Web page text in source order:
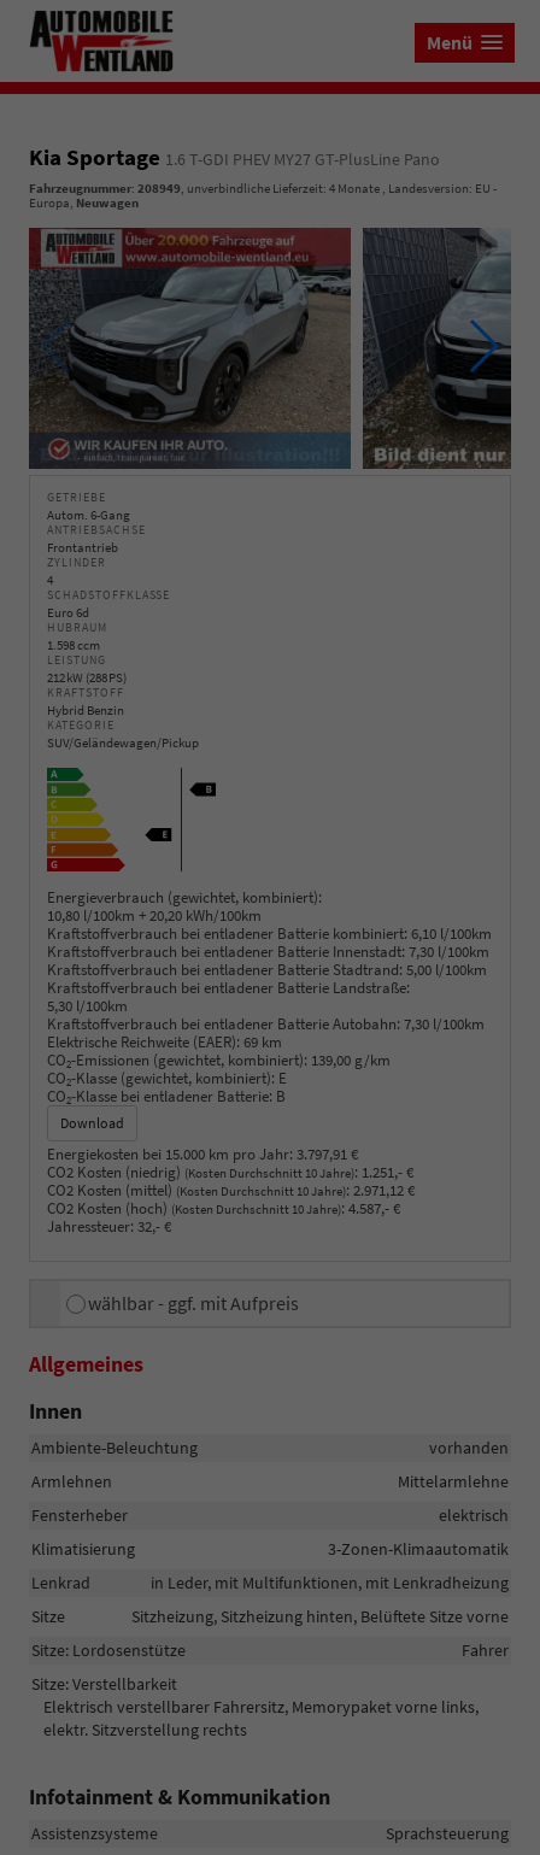
Menü
Kia Sportage 1.6 T-GDI PHEV MY27 GT-PlusLine Pano
Fahrzeugnummer: 208949, unverbindliche Lieferzeit: 4 Monate , Landesversion: EU -
Europa, Neuwagen
GETRIEBE
Autom. 6-Gang
ANTRIEBSACHSE
Frontantrieb
ZYLINDER
4
SCHADSTOFFKLASSE
Euro 6d
HUBRAUM
1.598 ccm
LEISTUNG
212 kW (288 PS)
KRAFTSTOFF
Hybrid Benzin
KATEGORIE
SUV/Geländewagen/Pickup
Energieverbrauch (gewichtet, kombiniert):
10,80 l/100km + 20,20 kWh/100km
Kraftstoffverbrauch bei entladener Batterie kombiniert: 6,10 l/100km
Kraftstoffverbrauch bei entladener Batterie Innenstadt: 7,30 l/100km
Kraftstoffverbrauch bei entladener Batterie Stadtrand: 5,00 l/100km
Kraftstoffverbrauch bei entladener Batterie Landstraße:
5,30 l/100km
Kraftstoffverbrauch bei entladener Batterie Autobahn: 7,30 l/100km
Elektrische Reichweite (EAER): 69 km
CO2-Emissionen (gewichtet, kombiniert): 139,00 g/km
CO2-Klasse (gewichtet, kombiniert): E
CO2-Klasse bei entladener Batterie: B
Download
Energiekosten bei 15.000 km pro Jahr: 3.797,91 €
CO2 Kosten (niedrig) (Kosten Durchschnitt 10 Jahre): 1.251,- €
CO2 Kosten (mittel) (Kosten Durchschnitt 10 Jahre): 2.971,12 €
CO2 Kosten (hoch) (Kosten Durchschnitt 10 Jahre): 4.587,- €
Jahressteuer: 32,- €
wählbar - ggf. mit Aufpreis
Allgemeines
Innen
Ambiente-Beleuchtung
vorhanden
Armlehnen
Mittelarmlehne
Fensterheber
elektrisch
Klimatisierung
3-Zonen-Klimaautomatik
Lenkrad
in Leder, mit Multifunktionen, mit Lenkradheizung
Sitze
Sitzheizung, Sitzheizung hinten, Belüftete Sitze vorne
Sitze: Lordosenstütze
Fahrer
Sitze: Verstellbarkeit
Elektrisch verstellbarer Fahrersitz, Memorypaket vorne links,
elektr. Sitzverstellung rechts
Infotainment & Kommunikation
Assistenzsysteme
Sprachsteuerung